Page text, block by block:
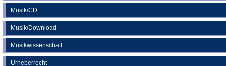
Musik/CD
Musik/Download
Musikwissenschaft
Urheberrecht